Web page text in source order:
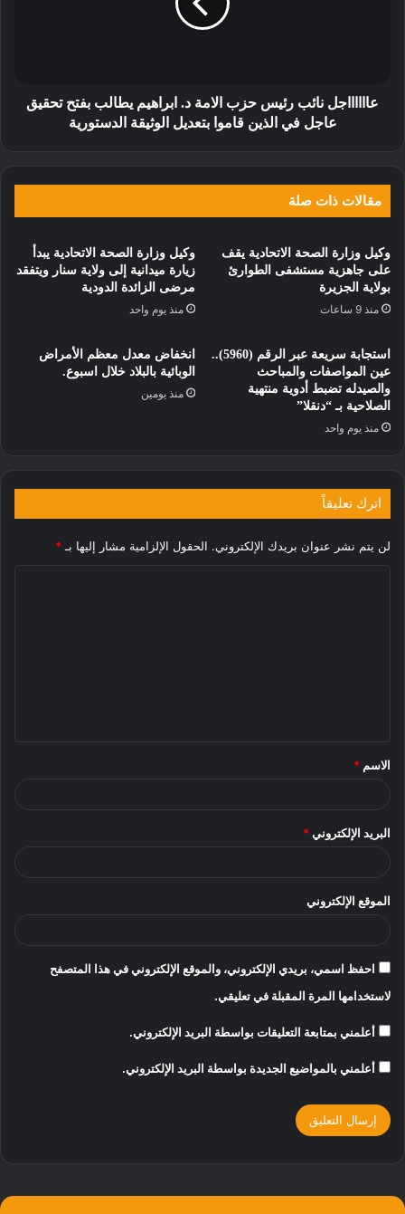
عااااااجل نائب رئيس حزب الامة د. ابراهيم يطالب بفتح تحقيق
عاجل في الذين قاموا بتعديل الوثيقة الدستورية
مقالات ذات صلة
وكيل وزارة الصحة الاتحادية يقف
على جاهزية مستشفى الطوارئ
بولاية الجزيرة
منذ 9 ساعات
وكيل وزارة الصحة الاتحادية يبدأ
زيارة ميدانية إلى ولاية سنار ويتفقد
مرضى الزائدة الدودية
منذ يوم واحد
استجابة سريعة عبر الرقم (5960)..
عين المواصفات والمباحث
والصيدله تضبط أدوية منتهية
الصلاحية بـ “دنقلا”
منذ يوم واحد
انخفاض معدل معظم الأمراض
الوبائية بالبلاد خلال اسبوع.
منذ يومين
اترك تعليقاً
لن يتم نشر عنوان بريدك الإلكتروني. الحقول الإلزامية مشار إليها بـ *
*
الاسم *
البريد الإلكتروني *
الموقع الإلكتروني
احفظ اسمي، بريدي الإلكتروني، والموقع الإلكتروني في هذا المتصفح
لاستخدامها المرة المقبلة في تعليقي.
أعلمني بمتابعة التعليقات بواسطة البريد الإلكتروني.
أعلمني بالمواضيع الجديدة بواسطة البريد الإلكتروني.